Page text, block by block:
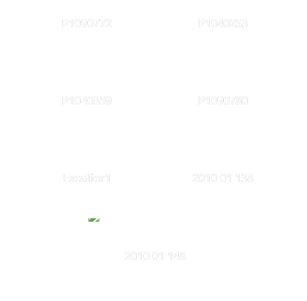
P1090772 P1040253
P1040359 P1090780
Escalier1 2010 01 138
2010 01 148